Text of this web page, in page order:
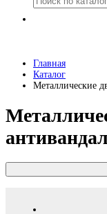
Главная
Каталог
Металлические